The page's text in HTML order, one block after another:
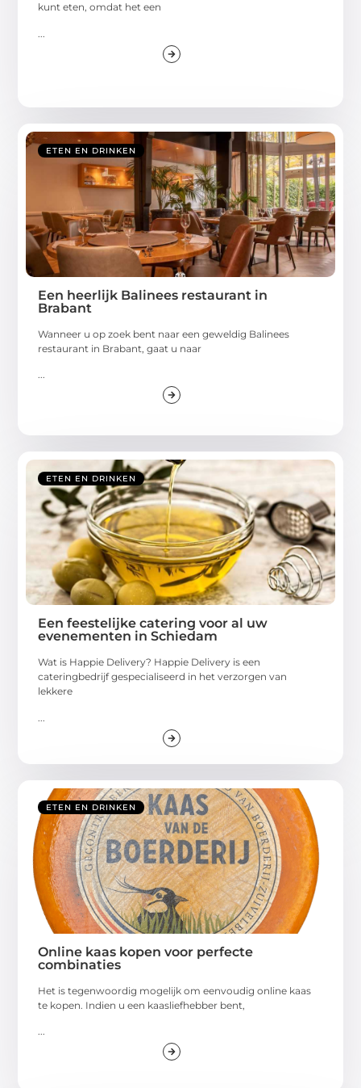
kunt eten, omdat het een
ETEN EN DRINKEN
Een heerlijk Balinees restaurant in
Brabant
Wanneer u op zoek bent naar een geweldig Balinees
restaurant in Brabant, gaat u naar
...
ETEN EN DRINKEN
Een feestelijke catering voor al uw
evenementen in Schiedam
Wat is Happie Delivery? Happie Delivery is een
cateringbedrijf gespecialiseerd in het verzorgen van
lekkere
ETEN EN DRINKEN
Online kaas kopen voor perfecte
combinaties
Het is tegenwoordig mogelijk om eenvoudig online kaas
te kopen. Indien u een kaasliefhebber bent,
...